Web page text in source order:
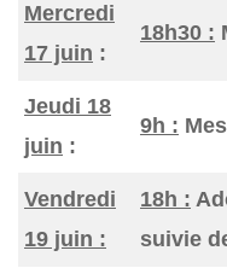
Mercredi
17 juin :
18h30 :
Jeudi 18
juin :
9h :
Vendredi
19 juin :
18h :
suivie